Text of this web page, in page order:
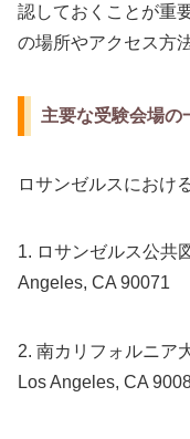
認しておくことが重
の場所やアクセス方
主要な受験会場の
ロサンゼルスにおけ
1. ロサンゼルス公共
Angeles, CA 90071
2. 南カリフォルニア
Los Angeles, CA